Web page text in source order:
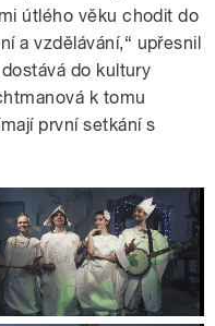
útlého věku chodit do
a vzdělávání,“ upřesnil
do kultury
k tomu
první setkání s